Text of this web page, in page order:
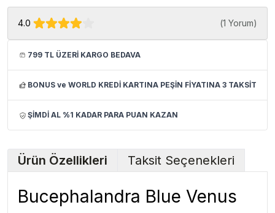
4.0 (1 Yorum)
799 TL ÜZERİ KARGO BEDAVA
BONUS ve WORLD KREDİ KARTINA PEŞİN FİYATINA 3 TAKSİT
ŞİMDİ AL %1 KADAR PARA PUAN KAZAN
Ürün Özellikleri Taksit Seçenekleri
Bucephalandra Blue Venus